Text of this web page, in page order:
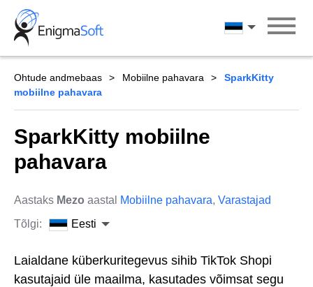
Skip
content
Eesti
Ohtude andmebaas Mobiilne pahavara
SparkKitty
mobiilne pahavara
SparkKitty mobiilne
pahavara
Aastaks Mezo aastal Mobiilne pahavara, Varastajad
Tõlgi:
Eesti
Laialdane küberkuritegevus sihib TikTok Shopi
kasutajaid üle maailma, kasutades võimsat segu